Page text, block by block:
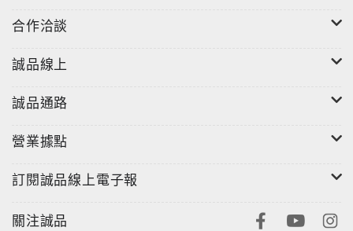
合作洽談
誠品線上
誠品通路
營業據點
訂閱誠品線上電子報
關注誠品